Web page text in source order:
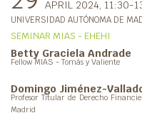
APRIL 2024 , 11:30-
UNIVERSIDAD AUTÓNOMA DE
SEMINAR MIAS - EHEHI
Betty Graciela Andrade
Fellow MIAS - Tomás y Valiente
Domingo Jiménez-
Profesor Titular de Derecho
Madrid